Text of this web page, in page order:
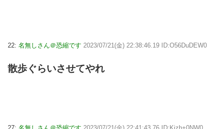
22: 名無しさん＠恐縮です 2023/07/21(金) 22:38:46.19 ID:O56DuDEW0
散歩ぐらいさせてやれ